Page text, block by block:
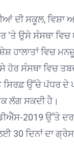
ਦੀ ਸਕੂਲ,
ਉਸੇ ਸੰਸਥਾ ਵਿਚ
ਹਾਲਾਤਾਂ
ਹੋਰ ਸੰਸਥਾ ਵਿਚ
ਉੱਚੇ ਪੱਧਰ ਦੇ
ਲੱਗ ਸਕਦੀ ਹੈ।
2019 ਉੱਤੇ
30 ਦਿਨਾਂ ਦਾ